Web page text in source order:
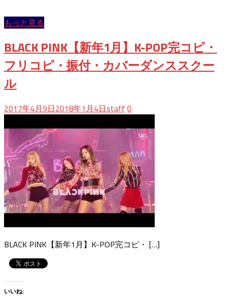
もっと見る
BLACK PINK【新年1月】K-POP完コピ・
フリコピ・振付・カバーダンススクー
ル
2017年4月9日2018年1月4日staff 0
BLACK PINK【新年1月】K-POP完コピ・ […]
いいね: